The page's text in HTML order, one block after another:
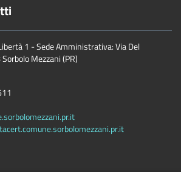
1 - Sede Amministrativa: Via Del
Mezzani (PR)